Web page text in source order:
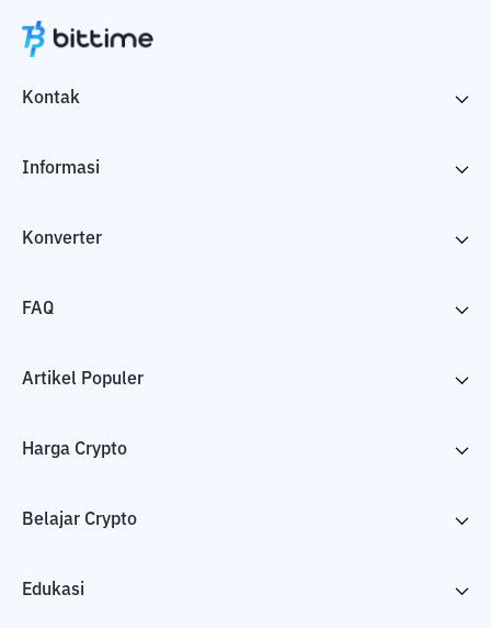
Kontak
Informasi
Konverter
FAQ
Artikel Populer
Harga Crypto
Belajar Crypto
Edukasi